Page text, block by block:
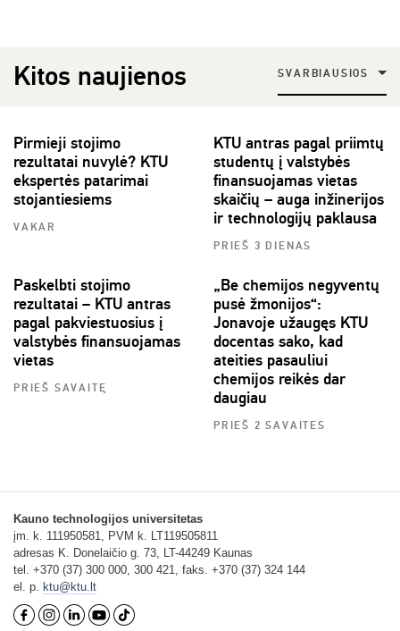
Kitos naujienos SVARBIAUSIOS
Pirmieji stojimo
rezultatai nuvylė? KTU
ekspertės patarimai
stojantiesiems
VAKAR
KTU antras pagal priimtų
studentų į valstybės
finansuojamas vietas
skaičių – auga inžinerijos
ir technologijų paklausa
PRIEŠ 3 DIENAS
Paskelbti stojimo
rezultatai – KTU antras
pagal pakviestuosius į
valstybės finansuojamas
vietas
PRIEŠ SAVAITĘ
„Be chemijos negyventų
pusė žmonijos“:
Jonavoje užaugęs KTU
docentas sako, kad
ateities pasauliui
chemijos reikės dar
daugiau
PRIEŠ 2 SAVAITES
Kauno technologijos universitetas
įm. k. 111950581, PVM k. LT119505811
adresas K. Donelaičio g. 73, LT-44249 Kaunas
tel. +370 (37) 300 000, 300 421, faks. +370 (37) 324 144
el. p. ktu@ktu.lt